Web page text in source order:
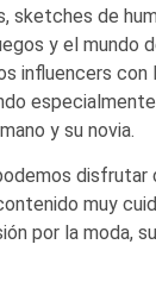
sketches de
y el mundo
influencers con
y su novia.
disfrutar
muy
por la moda,